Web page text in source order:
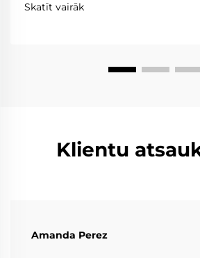
Skatīt vairāk
Klientu
Amanda Perez